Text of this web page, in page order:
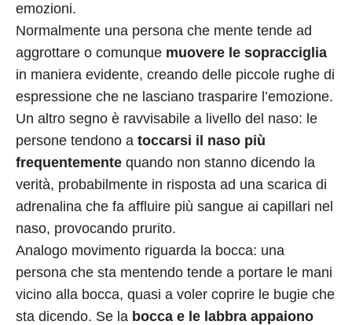
emozioni.
Normalmente una persona che mente tende ad
aggrottare o comunque muovere le sopracciglia
in maniera evidente, creando delle piccole rughe di
espressione che ne lasciano trasparire l’emozione.
Un altro segno è ravvisabile a livello del naso: le
persone tendono a toccarsi il naso più
frequentemente quando non stanno dicendo la
verità, probabilmente in risposta ad una scarica di
adrenalina che fa affluire più sangue ai capillari nel
naso, provocando prurito.
Analogo movimento riguarda la bocca: una
persona che sta mentendo tende a portare le mani
vicino alla bocca, quasi a voler coprire le bugie che
sta dicendo. Se la bocca e le labbra appaiono